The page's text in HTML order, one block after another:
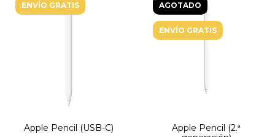
ENVÍO GRATIS
Apple Pencil (USB-C)
AGOTADO
ENVÍO GRATIS
Apple Pencil (2.ª